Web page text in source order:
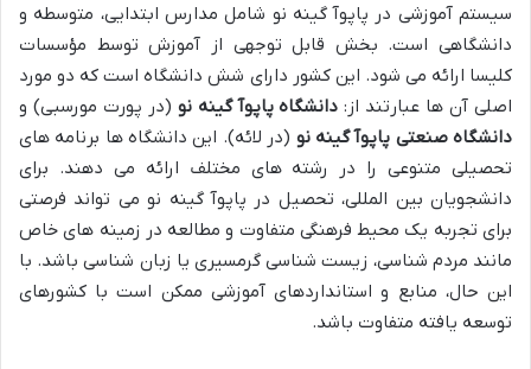
سیستم آموزشی در پاپوآ گینه نو شامل مدارس ابتدایی، متوسطه و
دانشگاهی است. بخش قابل توجهی از آموزش توسط مؤسسات
کلیسا ارائه می شود. این کشور دارای شش دانشگاه است که دو مورد
اصلی آن ها عبارتند از: دانشگاه پاپوآ گینه نو (در پورت مورسبی) و
دانشگاه صنعتی پاپوآ گینه نو (در لائه). این دانشگاه ها برنامه های
تحصیلی متنوعی را در رشته های مختلف ارائه می دهند. برای
دانشجویان بین المللی، تحصیل در پاپوآ گینه نو می تواند فرصتی
برای تجربه یک محیط فرهنگی متفاوت و مطالعه در زمینه های خاص
مانند مردم شناسی، زیست شناسی گرمسیری یا زبان شناسی باشد. با
این حال، منابع و استانداردهای آموزشی ممکن است با کشورهای
توسعه یافته متفاوت باشد.